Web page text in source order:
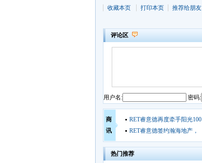
收藏本页 打印本页 推荐给朋友
评论区
用户名: 密码:
商
讯
RET睿意德再度牵手阳光100
RET睿意德签约瀚海地产，
热门推荐